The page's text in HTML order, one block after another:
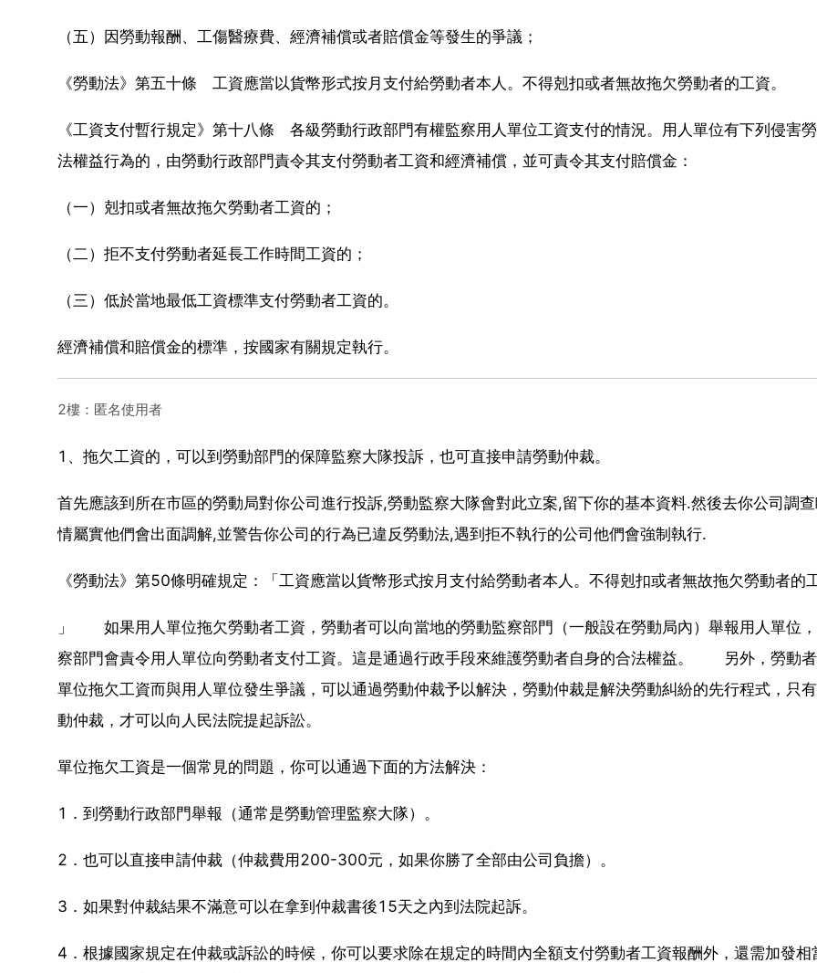
（五）因勞動報酬、工傷醫療費、經濟補償或者賠償金等發生的爭議；
《勞動法》第五十條 工資應當以貨幣形式按月支付給勞動者本人。不得剋扣或者無故拖欠勞動者的工資。
《工資支付暫行規定》第十八條 各級勞動行政部門有權監察用人單位工資支付的情況。用人單位有下列侵害
法權益行為的，由勞動行政部門責令其支付勞動者工資和經濟補償，並可責令其支付賠償金：
（一）剋扣或者無故拖欠勞動者工資的；
（二）拒不支付勞動者延長工作時間工資的；
（三）低於當地最低工資標準支付勞動者工資的。
經濟補償和賠償金的標準，按國家有關規定執行。
2樓：匿名使用者
1、拖欠工資的，可以到勞動部門的保障監察大隊投訴，也可直接申請勞動仲裁。
首先應該到所在市區的勞動局對你公司進行投訴,勞動監察大隊會對此立案,留下你的基本資料.然後去你公司調
情屬實他們會出面調解,並警告你公司的行為已違反勞動法,遇到拒不執行的公司他們會強制執行.
《勞動法》第50條明確規定：「工資應當以貨幣形式按月支付給勞動者本人。不得剋扣或者無故拖欠勞動者的
」 如果用人單位拖欠勞動者工資，勞動者可以向當地的勞動監察部門（一般設在勞動局內）舉報用人單位
察部門會責令用人單位向勞動者支付工資。這是通過行政手段來維護勞動者自身的合法權益。 另外，勞動
單位拖欠工資而與用人單位發生爭議，可以通過勞動仲裁予以解決，勞動仲裁是解決勞動糾紛的先行程式，只
動仲裁，才可以向人民法院提起訴訟。
單位拖欠工資是一個常見的問題，你可以通過下面的方法解決：
1．到勞動行政部門舉報（通常是勞動管理監察大隊）。
2．也可以直接申請仲裁（仲裁費用200-300元，如果你勝了全部由公司負擔）。
3．如果對仲裁結果不滿意可以在拿到仲裁書後15天之內到法院起訴。
4．根據國家規定在仲裁或訴訟的時候，你可以要求除在規定的時間內全額支付勞動者工資報酬外，還需加發相